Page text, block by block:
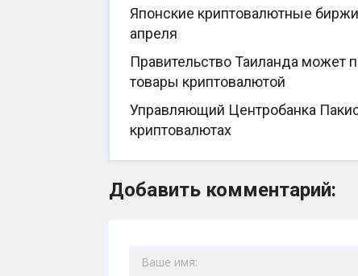
Японские криптовалютные
апреля
Правительство Таиланда может
товары криптовалютой
Управляющий Центробанка
криптовалютах
Добавить комментарий: